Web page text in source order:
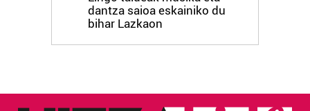
dantza saioa eskainiko du
bihar Lazkaon